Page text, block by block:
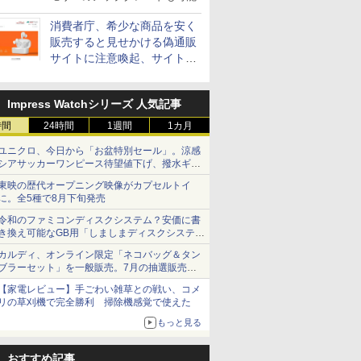
消費者庁、希少な商品を安く
販売すると見せかける偽通販
サイトに注意喚起、サイト名
Impress Watchシリーズ 人気記事
24時間 1週間 1カ月
ニクロ、今日から「お盆特別セール」。涼感
アサッカーワンピース待望値下げ、撥水ギア
ョーツは1990円に
映の歴代オープニング映像がカプセルトイ
。全5種で8月下旬発売
和のファミコンディスクシステム？安価に書
換え可能なGB用「しましまディスクシステ
」
ルディ、オンライン限定「ネコバッグ＆タン
ラーセット」を一般販売。7月の抽選販売の
選無効分
家電レビュー】手ごわい雑草との戦い、コメ
の草刈機で完全勝利 掃除機感覚で使えた
もっと見る